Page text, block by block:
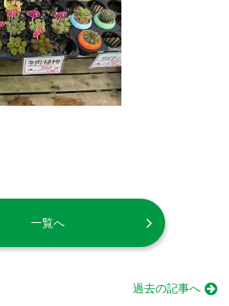
一覧へ
過去の記事へ